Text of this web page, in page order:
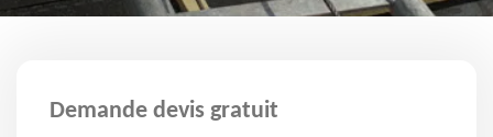
Demande devis gratuit